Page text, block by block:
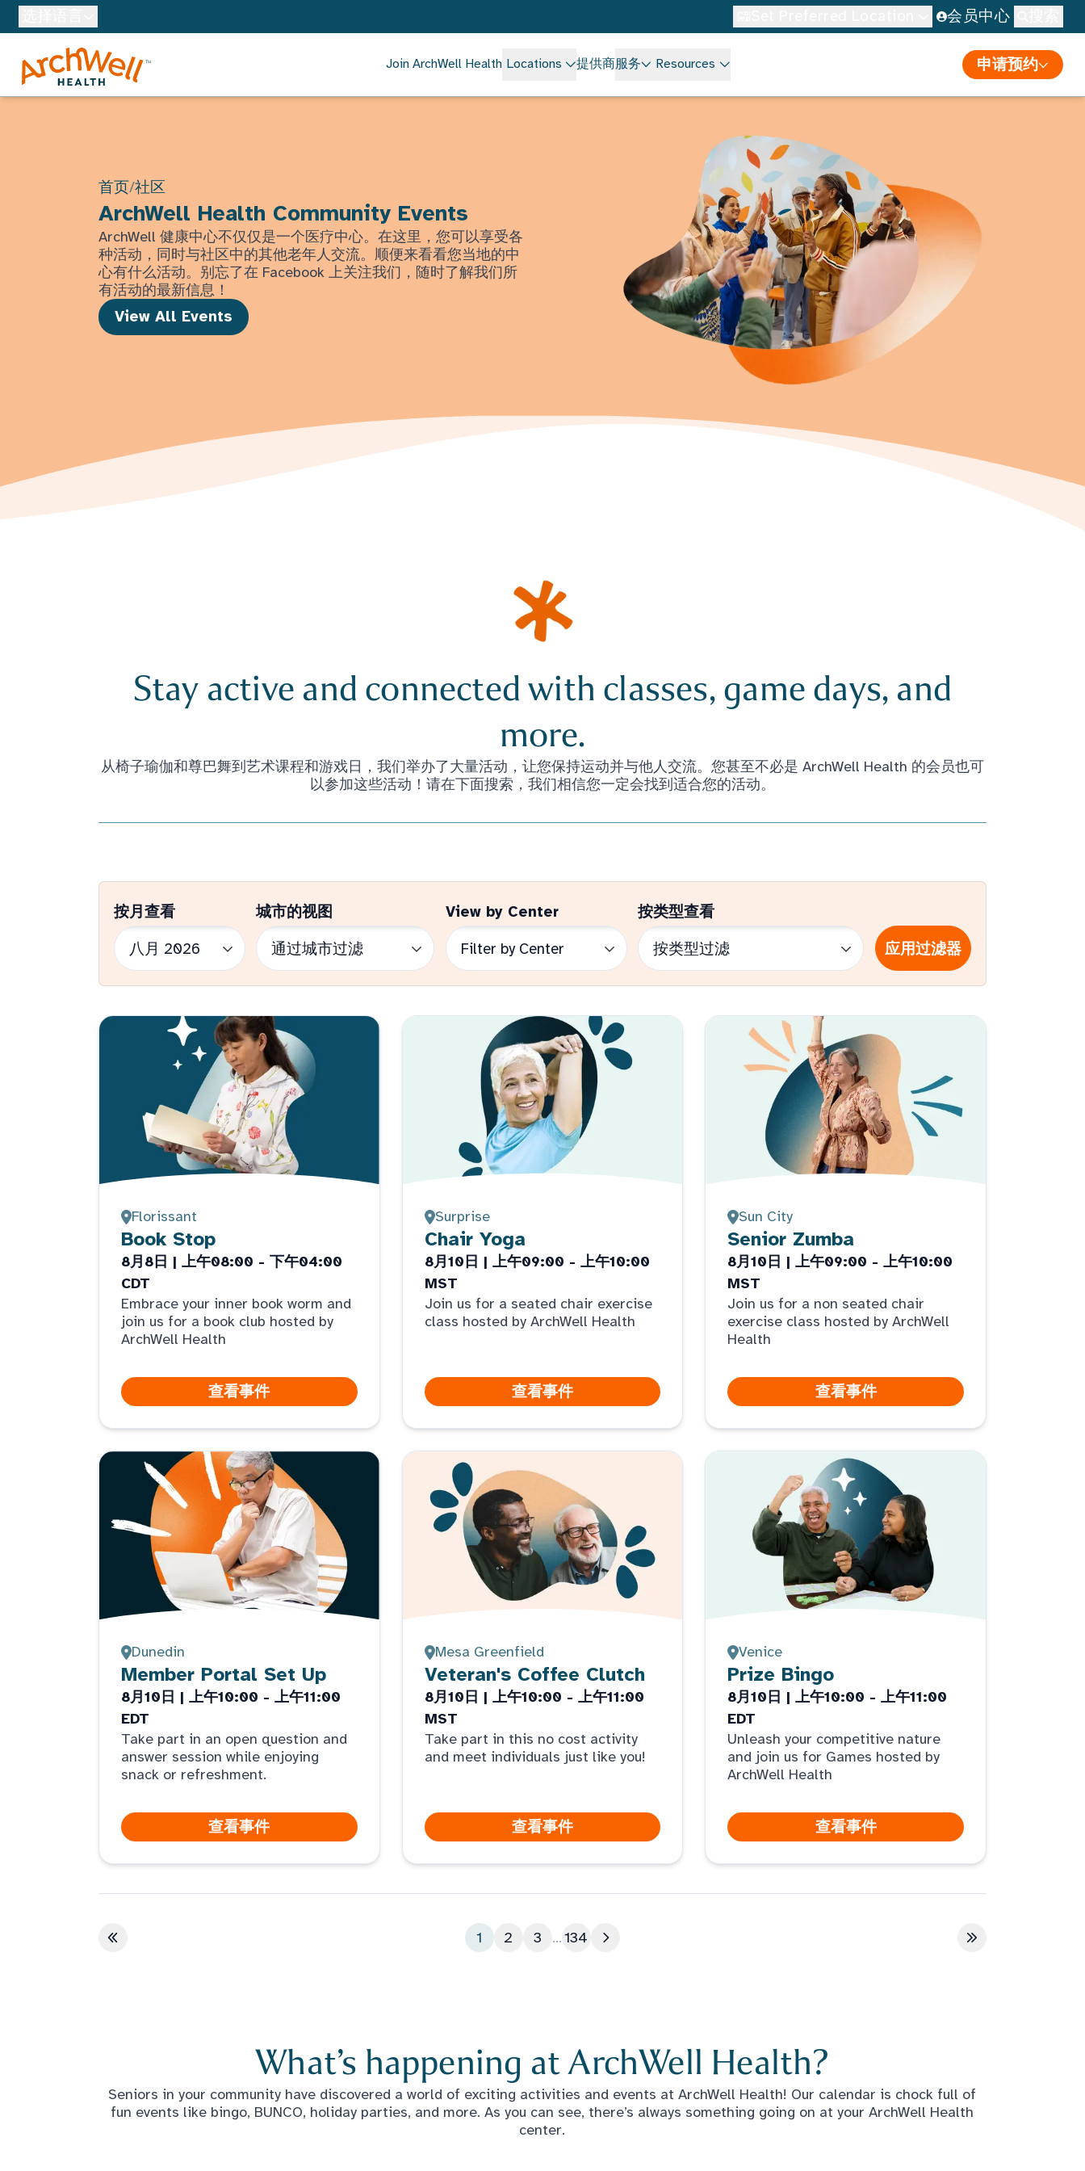
Skip to Main Content 会员中心
Join ArchWell Health Locations 提供商服务 Resources 申请预约
首页/社区
ArchWell Health Community Events
ArchWell 健康中心不仅仅是一个医疗中心。在这里，您可以享受各
种活动，同时与社区中的其他老年人交流。顺便来看看您当地的中
心有什么活动。别忘了在 Facebook 上关注我们，随时了解我们所
有活动的最新信息！
View All Events
Stay active and connected with classes, game days, and
more.
从椅子瑜伽和尊巴舞到艺术课程和游戏日，我们举办了大量活动，让您保持运动并与他人交流。您甚至不必是 ArchWell Health 的会员也可
以参加这些活动！请在下面搜索，我们相信您一定会找到适合您的活动。
按月查看 城市的视图 View by Center
按类型查看
应用过滤器
Florissant
Book Stop
8月8日 | 上午08:00 - 下午04:00
CDT
Embrace your inner book worm and
join us for a book club hosted by
ArchWell Health
查看事件
Surprise
Chair Yoga
8月10日 | 上午09:00 - 上午10:00
MST
Join us for a seated chair exercise
class hosted by ArchWell Health
查看事件
Sun City
Senior Zumba
8月10日 | 上午09:00 - 上午10:00
MST
Join us for a non seated chair
exercise class hosted by ArchWell
Health
查看事件
Dunedin
Member Portal Set Up
8月10日 | 上午10:00 - 上午11:00
EDT
Take part in an open question and
answer session while enjoying
snack or refreshment.
查看事件
Mesa Greenfield
Veteran's Coffee Clutch
8月10日 | 上午10:00 - 上午11:00
MST
Take part in this no cost activity
and meet individuals just like you!
查看事件
Venice
Prize Bingo
8月10日 | 上午10:00 - 上午11:00
EDT
Unleash your competitive nature
and join us for Games hosted by
ArchWell Health
查看事件
第一页 1 2 3 ... 134 下一页 最后一页
What’s happening at ArchWell Health?
Seniors in your community have discovered a world of exciting activities and events at ArchWell Health! Our calendar is chock full of
fun events like bingo, BUNCO, holiday parties, and more. As you can see, there’s always something going on at your ArchWell Health
center.